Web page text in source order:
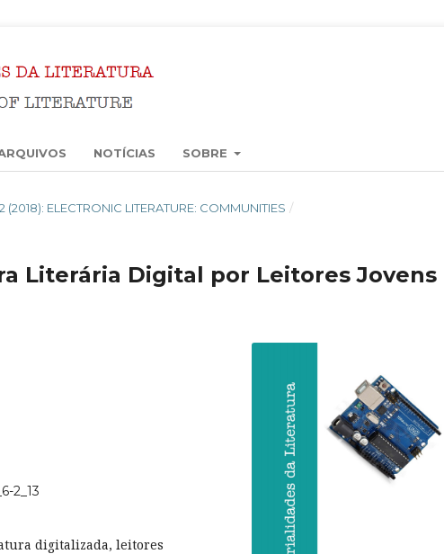
NOTÍCIAS SOBRE
(2018): ELECTRONIC LITERATURE: COMMUNITIES /
Literária Digital por Leitores Jovens
2_13
digitalizada, leitores